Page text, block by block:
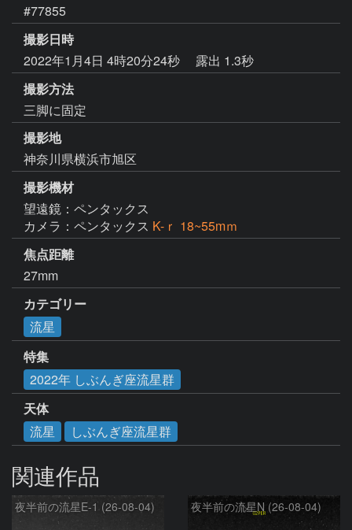
#77855
撮影日時
2022年1月4日 4時20分24秒
露出 1.3秒
撮影方法
三脚に固定
撮影地
神奈川県横浜市旭区
撮影機材
望遠鏡：ペンタックス
カメラ：ペンタックス K-ｒ 18~55mｍ
焦点距離
27mm
カテゴリー
流星
特集
2022年 しぶんぎ座流星群
天体
流星
しぶんぎ座流星群
関連作品
夜半前の流星E-1 (26-08-04) 夜半前の流星N (26-08-04)